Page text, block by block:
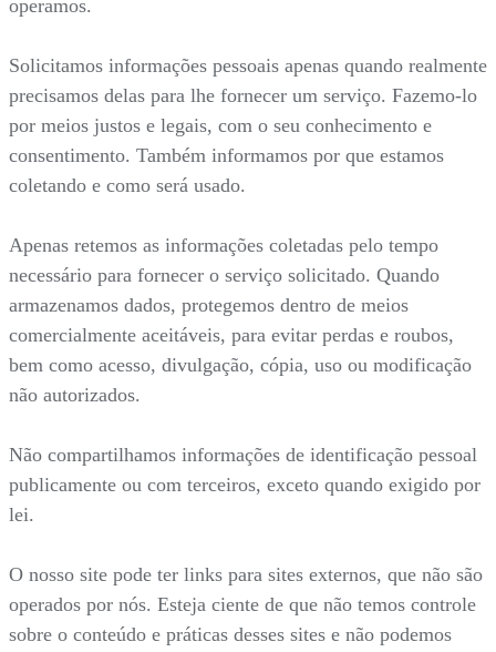
operamos.
Solicitamos informações pessoais apenas quando realmente
precisamos delas para lhe fornecer um serviço. Fazemo-lo
por meios justos e legais, com o seu conhecimento e
consentimento. Também informamos por que estamos
coletando e como será usado.
Apenas retemos as informações coletadas pelo tempo
necessário para fornecer o serviço solicitado. Quando
armazenamos dados, protegemos dentro de meios
comercialmente aceitáveis, para evitar perdas e roubos,
bem como acesso, divulgação, cópia, uso ou modificação
não autorizados.
Não compartilhamos informações de identificação pessoal
publicamente ou com terceiros, exceto quando exigido por
lei.
O nosso site pode ter links para sites externos, que não são
operados por nós. Esteja ciente de que não temos controle
sobre o conteúdo e práticas desses sites e não podemos